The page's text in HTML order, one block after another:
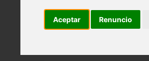
Aceptar Renuncio